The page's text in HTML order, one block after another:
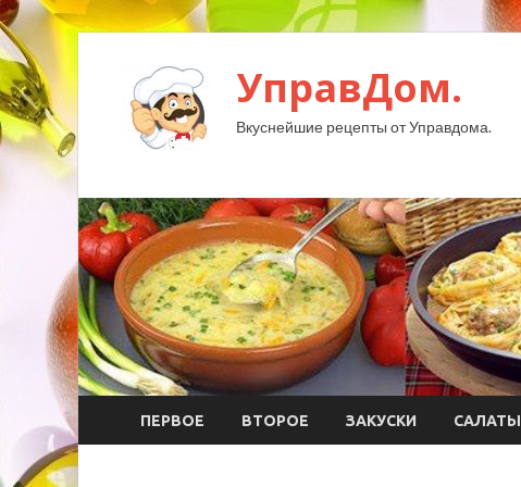
УправДом.
Вкуснейшие рецепты от Управдома.
ПЕРВОЕ ВТОРОЕ ЗАКУСКИ САЛАТЫ